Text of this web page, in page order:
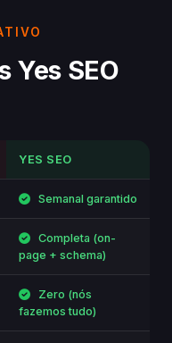
Yes SEO
YES SEO
Semanal garantido
Completa (on-
page + schema)
Zero (nós
fazemos tudo)